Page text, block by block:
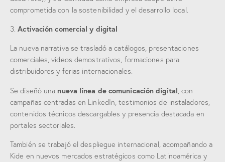
comprometida con la sostenibilidad y el desarrollo local.
3.Activación comercial y digital
La nueva narrativa se trasladó a catálogos, presentaciones
comerciales, vídeos demostrativos, formaciones para
distribuidores y ferias internacionales.
Se diseñó una nueva línea de comunicación digital, con
campañas centradas en LinkedIn, testimonios de instaladores,
contenidos técnicos descargables y presencia destacada en
portales sectoriales.
También se trabajó el despliegue internacional, acompañando a
Kide en nuevos mercados estratégicos como Latinoamérica y